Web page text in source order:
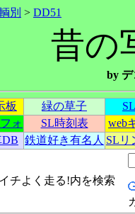
別 > DD51
昔の
by
板 緑の草子
ォ SL時刻表
web
鉄道好き有名人 SLリ
チよく走る!内を検索